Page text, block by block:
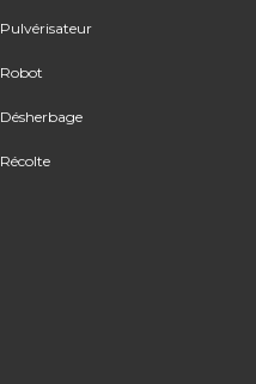
Pulvérisateur
Robot
Désherbage
Récolte